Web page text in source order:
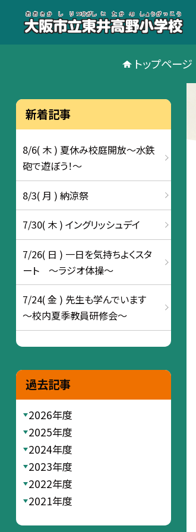
トップページ
新着記事
8/6( 木 ) 夏休み校庭開放〜水鉄
砲で遊ぼう！〜
8/3( 月 ) 納涼祭
7/30( 木 ) イングリッシュデイ
7/26( 日 ) 一日を気持ちよくスタ
ート ～ラジオ体操～
7/24( 金 ) 先生も学んでいます
～校内夏季教員研修会～
過去記事
2026年度
2025年度
2024年度
2023年度
2022年度
2021年度